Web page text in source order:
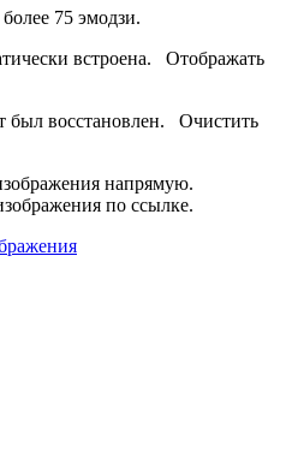
75 эмодзи.
встроена. Отображать
восстановлен. Очистить
напрямую.
по ссылке.